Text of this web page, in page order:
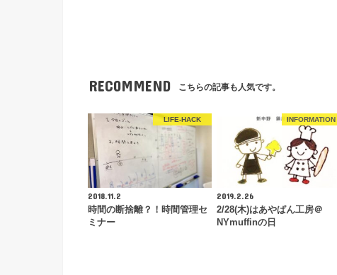
RECOMMEND こちらの記事も人気です。
LIFE-HACK
2018.11.2
時間の断捨離？！時間管理セ
ミナー
INFORMATION
2019.2.26
2/28(木)はあやぱん工房＠
NYmuffinの日